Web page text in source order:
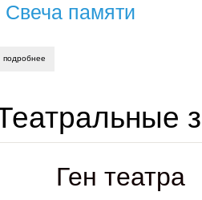
Свеча памяти
подробнее
Ген театра